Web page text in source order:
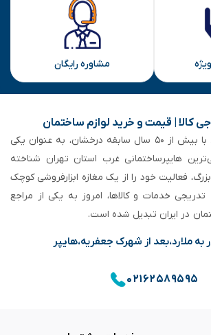
مشاوره رایگان
کالا | قیمت و خرید لوازم ساختمان
هایپر ساختمانی خاجی‌ با بیش از ۵۰ سال سابقه‌ درخشان، به عنوان یکی
هایپرساختمانی‌ غرب استان تهران شناخته
فعالیت خود را از یک مغازه ابزارفروشی کوچک
خدمات و کالاها، امروز به یکی از مراجع
در ایران تبدیل شده است.
ملارد،بعد از شهرک جعفریه،هایپر
۰۲۱۶۲۵۸۹۵۹۵